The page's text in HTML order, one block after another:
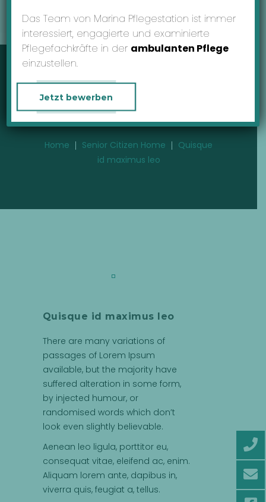
Quisque id
maximus leo
Home Senior Citizen Home
Quisque
id maximus leo
Quisque id maximus leo
There are many variations of
passages of Lorem Ipsum
available, but the majority have
suffered alteration in some form,
by injected humour, or
randomised words which don’t
look even slightly believable.
Aenean leo ligula, porttitor eu,
consequat vitae, eleifend ac, enim.
Aliquam lorem ante, dapibus in,
viverra quis, feugiat a, tellus.
Das Team von Marina Pflegestation ist immer
interessiert, engagierte und examinierte
Pflegefachkräfte in der ambulanten Pflege
einzustellen.
Jetzt bewerben